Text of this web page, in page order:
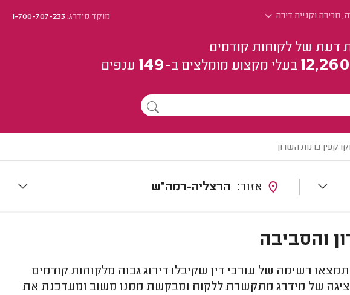
מכירה וקניית דירה מוקד מידרג:1-700-707-233
דעת של לקוחות קודמים
12,260 בעלי מקצוע מומלצים ב-149 ענפים
ברמת השרון
הרצליה-רמה"ש
והסביבה
רשימה של עורכי דין שקיבלו דירוג גבוה מלקוחות קודמים
של מידרג מתקשרת ללקוח ומבקשת ממנו משוב ומעדכנת את